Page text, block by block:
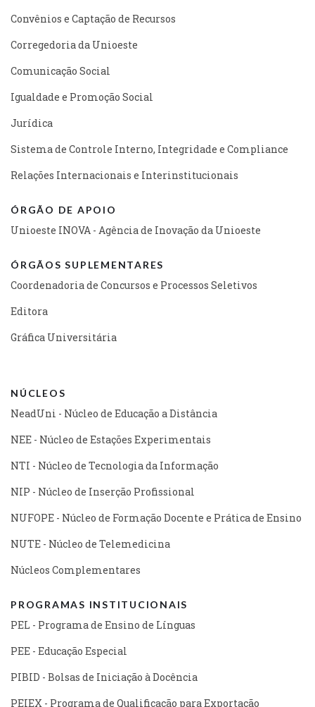
Convênios e Captação de Recursos
Corregedoria da Unioeste
Comunicação Social
Igualdade e Promoção Social
Jurídica
Sistema de Controle Interno, Integridade e Compliance
Relações Internacionais e Interinstitucionais
ÓRGÃO DE APOIO
Unioeste INOVA - Agência de Inovação da Unioeste
ÓRGÃOS SUPLEMENTARES
Coordenadoria de Concursos e Processos Seletivos
Editora
Gráfica Universitária
NÚCLEOS
NeadUni - Núcleo de Educação a Distância
NEE - Núcleo de Estações Experimentais
NTI - Núcleo de Tecnologia da Informação
NIP - Núcleo de Inserção Profissional
NUFOPE - Núcleo de Formação Docente e Prática de Ensino
NUTE - Núcleo de Telemedicina
Núcleos Complementares
PROGRAMAS INSTITUCIONAIS
PEL - Programa de Ensino de Línguas
PEE - Educação Especial
PIBID - Bolsas de Iniciação à Docência
PEIEX - Programa de Qualificação para Exportação